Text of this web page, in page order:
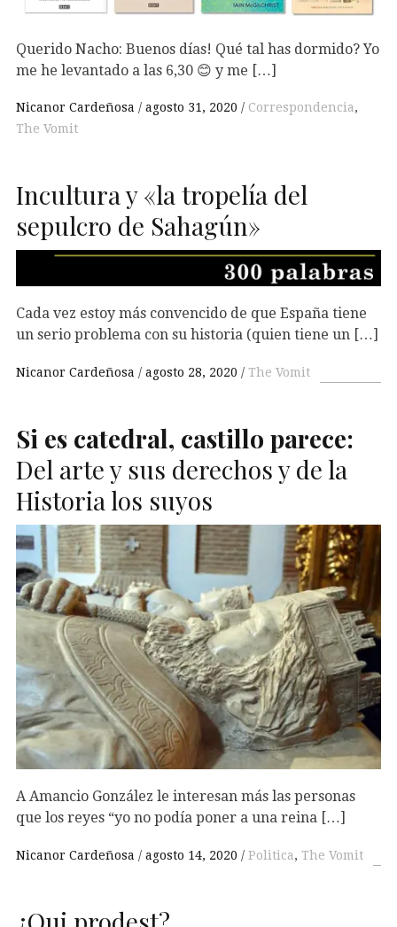
Querido Nacho: Buenos días! Qué tal has dormido? Yo
me he levantado a las 6,30 😊 y me […]
Nicanor Cardeñosa agosto 31, 2020 Correspondencia,
The Vomit
Incultura y «la tropelía del
sepulcro de Sahagún»
Cada vez estoy más convencido de que España tiene
un serio problema con su historia (quien tiene un […]
Nicanor Cardeñosa agosto 28, 2020 The Vomit
Si es catedral, castillo parece:
Del arte y sus derechos y de la
Historia los suyos
A Amancio González le interesan más las personas
que los reyes “yo no podía poner a una reina […]
Nicanor Cardeñosa agosto 14, 2020 Politica, The Vomit